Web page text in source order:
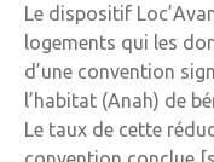
Le dispositif
logements qui les
d’une convention
l’habitat (Anah) de
Le taux de cette